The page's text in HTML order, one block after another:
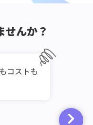
せんか？
コストも